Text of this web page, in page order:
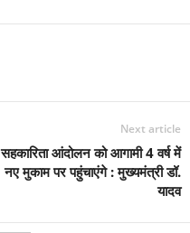
Next article
सहकारिता आंदोलन को आगामी 4 वर्ष में
नए मुकाम पर पहुंचाएंगे : मुख्यमंत्री डॉ.
यादव